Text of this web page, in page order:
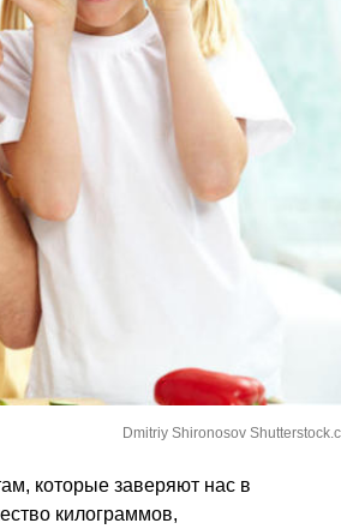
Dmitriy Shironosov
которые заверяют нас в
килограммов,